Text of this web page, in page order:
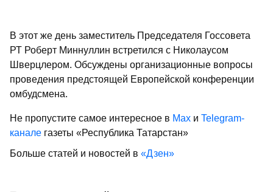
В этот же день заместитель Председателя Госсовета
РТ Роберт Миннуллин встретился с Николаусом
Шверцлером. Обсуждены организационные вопросы
проведения предстоящей Европейской конференции
омбудсмена.
Не пропустите самое интересное в Max и Telegram-
канале газеты «Республика Татарстан»
Больше статей и новостей в «Дзен»